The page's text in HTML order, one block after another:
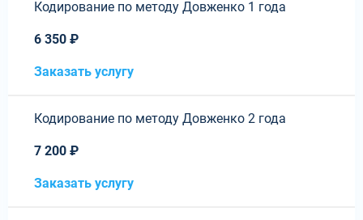
Кодирование по методу Довженко 1 года
6 350 ₽
Заказать услугу
Кодирование по методу Довженко 2 года
7 200 ₽
Заказать услугу